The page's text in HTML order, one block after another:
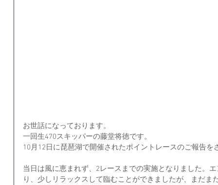
お世話になっております。
一回生470スキッパーの藤堂将徳です。
10月12日に琵琶湖で開催されたポイントレースのご報告
当日は風に恵まれず、2レースまでの実施となりました。
り、少しリラックスして臨むことができましたが、まだま